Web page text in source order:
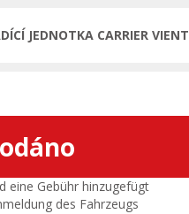
JEDNOTKA CARRIER
Gebühr hinzugefügt
des Fahrzeugs